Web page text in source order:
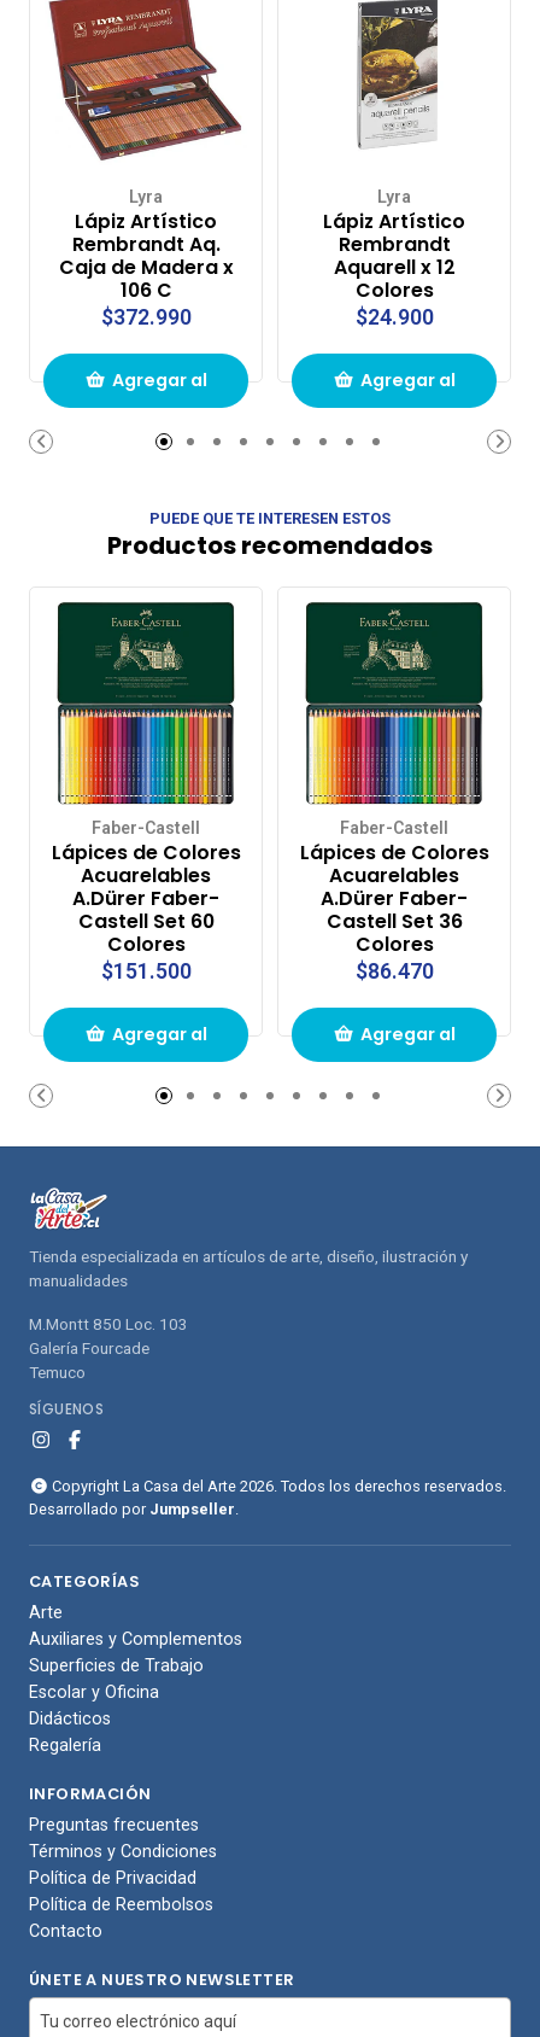
Lyra
Lápiz Artístico
Rembrandt Aq.
Caja de Madera x
106 C
$372.990
Agregar al
carrito de
Lyra
Lápiz Artístico
Rembrandt
Aquarell x 12
Colores
$24.900
Agregar al
carrito de
PUEDE QUE TE INTERESEN ESTOS
Productos recomendados
Faber-Castell
Lápices de Colores
Acuarelables
A.Dürer Faber-
Castell Set 60
Colores
$151.500
Agregar al
carrito de
compras
Faber-Castell
Lápices de Colores
Acuarelables
A.Dürer Faber-
Castell Set 36
Colores
$86.470
Agregar al
carrito de
compras
Tienda especializada en artículos de arte, diseño, ilustración y
manualidades
M.Montt 850 Loc. 103
Galería Fourcade
Temuco
SÍGUENOS
Copyright La Casa del Arte 2026. Todos los derechos reservados.
Desarrollado por Jumpseller
CATEGORÍAS
Arte
Auxiliares y Complementos
Superficies de Trabajo
Escolar y Oficina
Didácticos
Regalería
INFORMACIÓN
Preguntas frecuentes
Términos y Condiciones
Política de Privacidad
Política de Reembolsos
Contacto
ÚNETE A NUESTRO NEWSLETTER